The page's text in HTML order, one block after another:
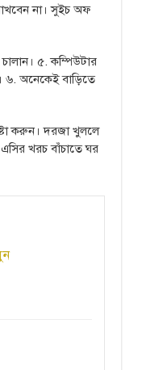
না। সুইচ অফ
৫. কম্পিউটার
৬. অনেকেই বাড়িতে
করুন। দরজা খুললে
খরচ বাঁচাতে ঘর